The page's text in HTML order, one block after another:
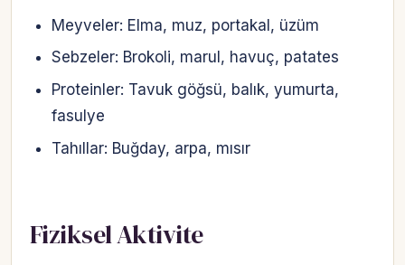
Meyveler: Elma, muz, portakal, üzüm
Sebzeler: Brokoli, marul, havuç, patates
Proteinler: Tavuk göğsü, balık, yumurta,
fasulye
Tahıllar: Buğday, arpa, mısır
Fiziksel Aktivite